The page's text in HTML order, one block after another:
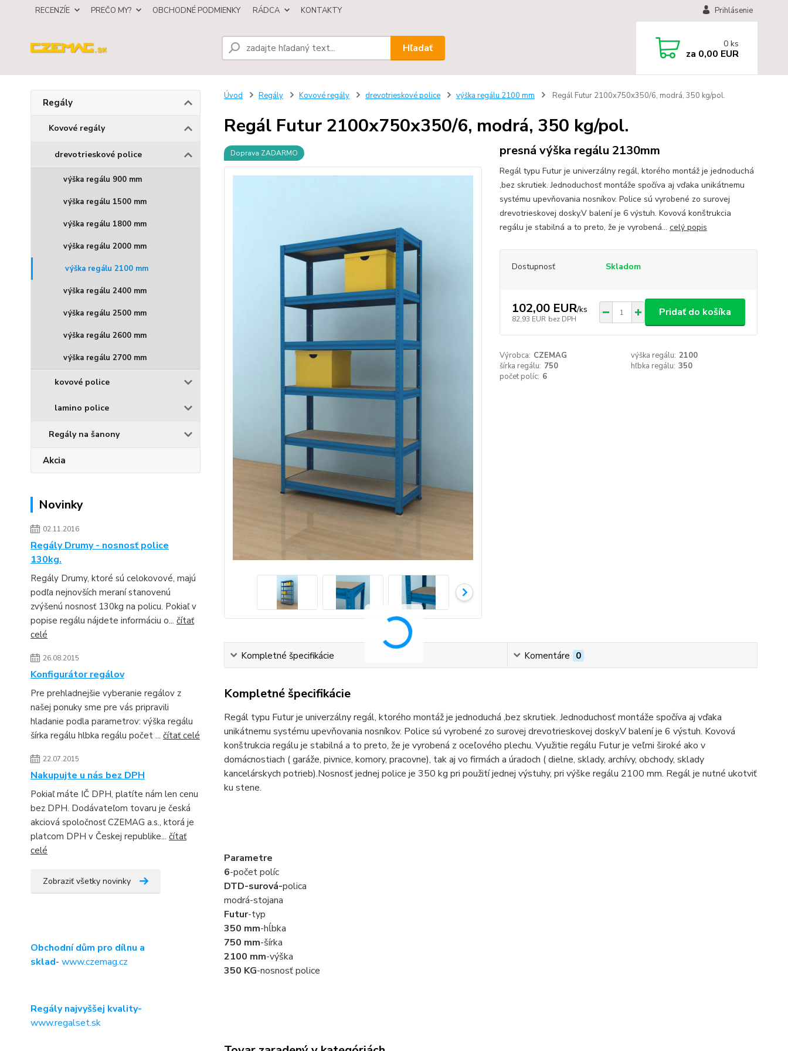
RECENZÍE PREČO MY? OBCHODNÉ PODMIENKY RÁDCA KONTAKTY Prihlásenie
Hľadať 0 ks
za 0,00 EUR
Regály
Kovové regály
drevotrieskové police
výška regálu 900 mm
výška regálu 1500 mm
výška regálu 1800 mm
výška regálu 2000 mm
výška regálu 2100 mm
výška regálu 2400 mm
výška regálu 2500 mm
výška regálu 2600 mm
výška regálu 2700 mm
kovové police
lamino police
Regály na šanony
Akcia
Novinky
02.11.2016
Regály Drumy - nosnosť police
130kg.
Regály Drumy, ktoré sú celokovové, majú
podľa nejnovších meraní stanovenú
zvýšenú nosnosť 130kg na policu. Pokiaľ v
popise regálu nájdete informáciu o... čítať
celé
26.08.2015
Konfigurátor regálov
Pre prehladnejšie vyberanie regálov z
našej ponuky sme pre vás pripravili
hladanie podla parametrov: výška regálu
šírka regálu hlbka regálu počet ... čítať celé
22.07.2015
Nakupujte u nás bez DPH
Pokiaľ máte IČ DPH, platíte nám len cenu
bez DPH. Dodávateľom tovaru je česká
akciová spoločnosť CZEMAG a.s., ktorá je
platcom DPH v Českej republike... čítať
celé
Zobraziť všetky novinky
Obchodní dům pro dílnu a
sklad- www.czemag.cz
Regály najvyššej kvality-
www.regalset.sk
Úvod Regály Kovové regály drevotrieskové police výška regálu 2100 mm Regál Futur 2100x750x350/6, modrá, 350 kg/pol.
Regál Futur 2100x750x350/6, modrá, 350 kg/pol.
Doprava ZADARMO presná výška regálu 2130mm
Regál typu Futur je univerzálny regál, ktorého montáž je jednoduchá
,bez skrutiek. Jednoduchosť montáže spočíva aj vďaka unikátnemu
systému upevňovania nosníkov. Police sú vyrobené zo surovej
drevotrieskovej dosky.V balení je 6 výstuh. Kovová konštrukcia
regálu je stabilná a to preto, že je vyrobená... celý popis
Dostupnosť Skladom
102,00 EUR/ks
82,93 EUR bez DPH
Pridať do košíka
Výrobca: CZEMAG výška regálu: 2100
šírka regálu: 750 hľbka regálu: 350
počet políc: 6
Kompletné špecifikácie Komentáre 0
Kompletné špecifikácie
Regál typu Futur je univerzálny regál, ktorého montáž je jednoduchá ,bez skrutiek. Jednoduchosť montáže spočíva aj vďaka
unikátnemu systému upevňovania nosníkov. Police sú vyrobené zo surovej drevotrieskovej dosky.V balení je 6 výstuh. Kovová
konštrukcia regálu je stabilná a to preto, že je vyrobená z oceľového plechu. Využitie regálu Futur je veľmi široké ako v
domácnostiach ( garáže, pivnice, komory, pracovne), tak aj vo firmách a úradoch ( dielne, sklady, archívy, obchody, sklady
kancelárskych potrieb).Nosnosť jednej police je 350 kg pri použití jednej výstuhy, pri výške regálu 2100 mm. Regál je nutné ukotviť
ku stene.
Parametre
6-počet políc
DTD-surová-polica
modrá-stojana
Futur-typ
350 mm-hĺbka
750 mm-šírka
2100 mm-výška
350 KG-nosnosť police